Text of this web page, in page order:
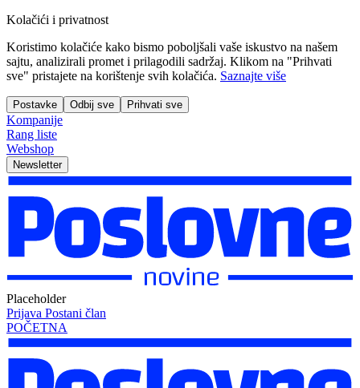
Kolačići i privatnost
Koristimo kolačiće kako bismo poboljšali vaše iskustvo na našem
sajtu, analizirali promet i prilagodili sadržaj. Klikom na "Prihvati
sve" pristajete na korištenje svih kolačića. Saznajte više
Postavke Odbij sve Prihvati sve
Kompanije
Rang liste
Webshop
Newsletter
Placeholder
Prijava Postani član
POČETNA